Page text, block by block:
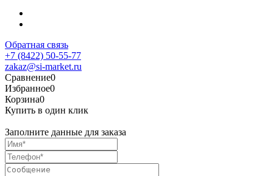
Обратная связь
+7 (8422) 50-55-77
zakaz@si-market.ru
Сравнение0
Избранное0
Корзина0
Купить в один клик
Заполните данные для заказа